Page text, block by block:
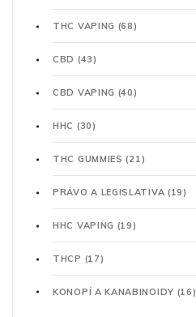
THC VAPING (68)
CBD (43)
CBD VAPING (40)
HHC (30)
THC GUMMIES(21)
PRÁVO A LEGISLATIVA (19)
HHC VAPING (19)
THCP (17)
KONOPÍ A KANABINOIDY (16)